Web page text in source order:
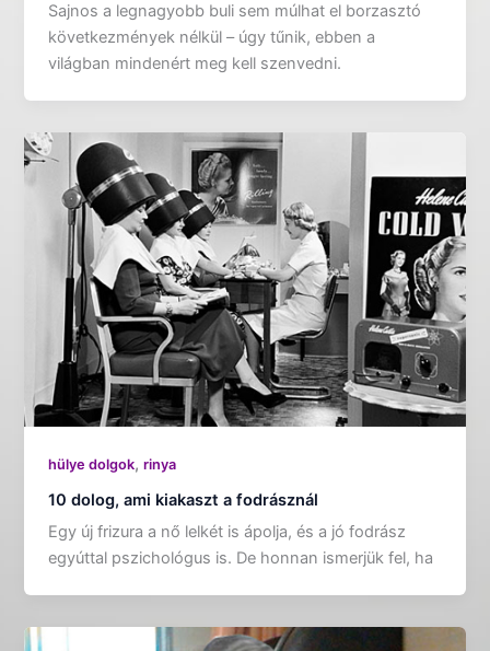
Sajnos a legnagyobb buli sem múlhat el borzasztó
következmények nélkül – úgy tűnik, ebben a
világban mindenért meg kell szenvedni.
hülye dolgok,rinya
10 dolog, ami kiakaszt a fodrásznál
Egy új frizura a nő lelkét is ápolja, és a jó fodrász
egyúttal pszichológus is. De honnan ismerjük fel, ha